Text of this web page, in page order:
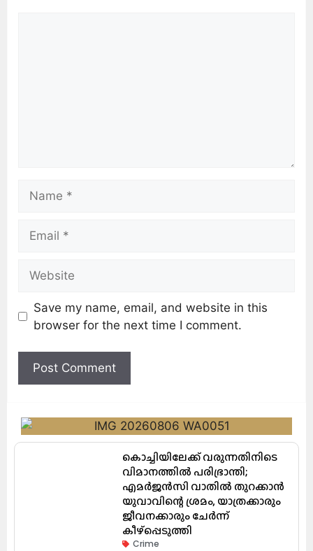
Save my name, email, and website in this
browser for the next time I comment.
കൊച്ചിയിലേക്ക് വരുന്നതിനിടെ
വിമാനത്തിൽ പരിഭ്രാന്തി;
എമർജൻസി വാതിൽ തുറക്കാൻ
യുവാവിന്റെ ശ്രമം, യാത്രക്കാരും
ജീവനക്കാരും ചേർന്ന്
കീഴ്പ്പെടുത്തി
Crime